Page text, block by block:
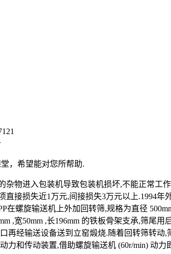
，希望能对您所帮助.
进入包装机导致包装机损坏,不能正常工
接损失近1万元,间接损失3万元以上.1994
螺旋输送机上外加回转筛,规格为直径
,宽50mm ,长196mm 的铁板骨架支承,筛尾
经输送设备送到立窑煅烧.随着回转筛转
和传动装置,借助螺旋输送机 (60r/min) 动力